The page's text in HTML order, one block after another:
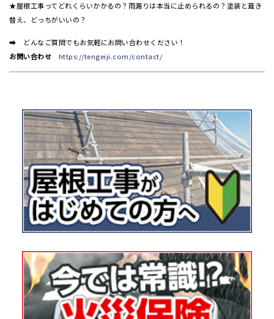
★屋根工事ってどれくらいかかるの？雨漏りは本当に止められるの？塗装と葺き
替え、どっちがいいの？
➡ どんなご質問でもお気軽にお問い合わせください！
お問い合わせ
https://tengeiji.com/contact/